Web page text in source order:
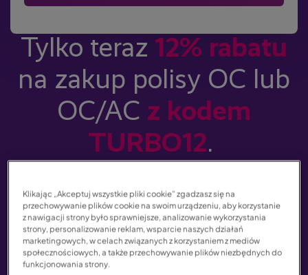
Tylko teraz 12% rabatu
na zakup polisy OC lub
OC/AC z kodem
TURBO12.
polisy otrzymasz:
darmowyroczny abonament
Klikając „Akceptuj wszystkie pliki cookie” zgadzasz się na
przechowywanie plików cookie na swoim urządzeniu, aby korzystanie
z nawigacji strony było sprawniejsze, analizowanie wykorzystania
strony, personalizowanie reklam, wsparcie naszych działań
marketingowych, w celach związanych z korzystaniem z mediów
społecznościowych, a także przechowywanie plików niezbędnych do
funkcjonowania strony.